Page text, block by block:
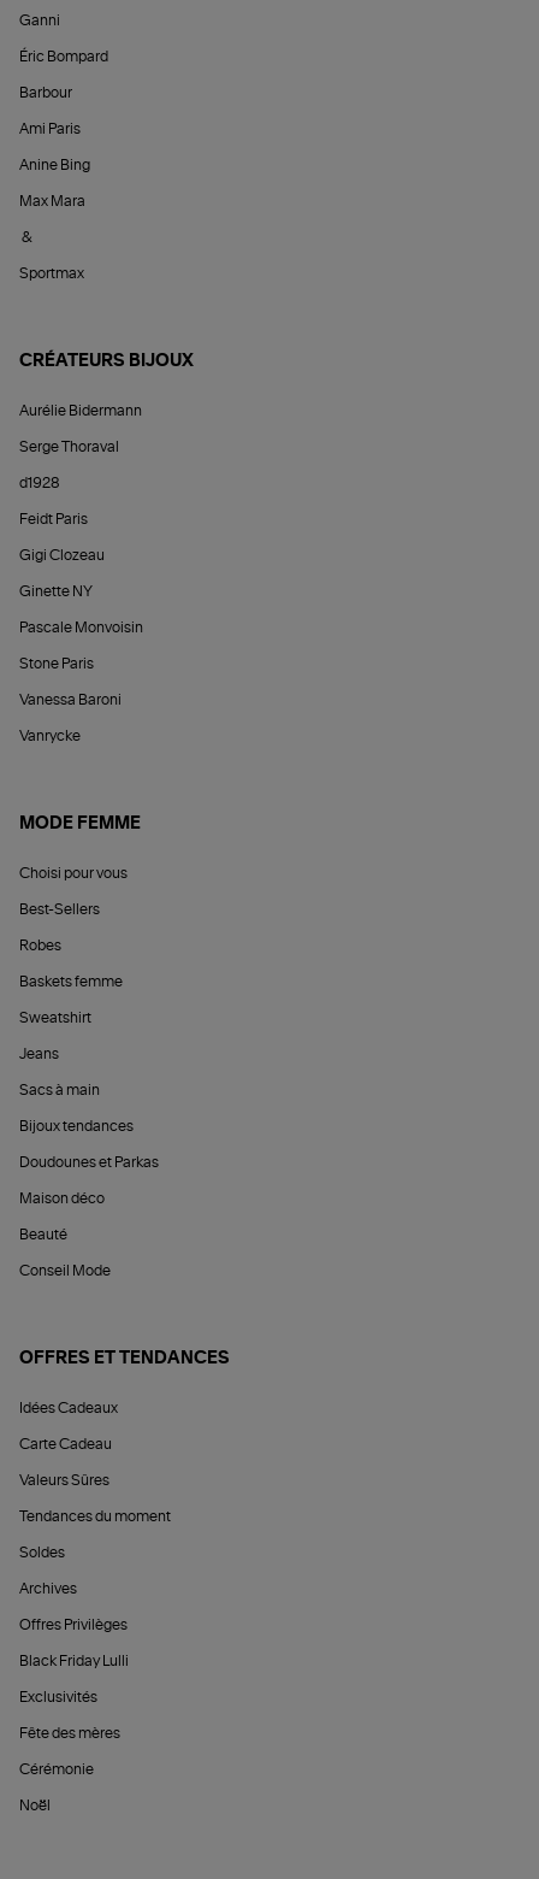
Ganni
Éric Bompard
Barbour
Ami Paris
Anine Bing
Max Mara
&
Sportmax
CRÉATEURS BIJOUX
Aurélie Bidermann
Serge Thoraval
d1928
Feidt Paris
Gigi Clozeau
Ginette NY
Pascale Monvoisin
Stone Paris
Vanessa Baroni
Vanrycke
MODE FEMME
Choisi pour vous
Best-Sellers
Robes
Baskets femme
Sweatshirt
Jeans
Sacs à main
Bijoux tendances
Doudounes et Parkas
Maison déco
Beauté
Conseil Mode
OFFRES ET TENDANCES
Idées Cadeaux
Carte Cadeau
Valeurs Sûres
Tendances du moment
Soldes
Archives
Offres Privilèges
Black Friday Lulli
Exclusivités
Fête des mères
Cérémonie
Noël